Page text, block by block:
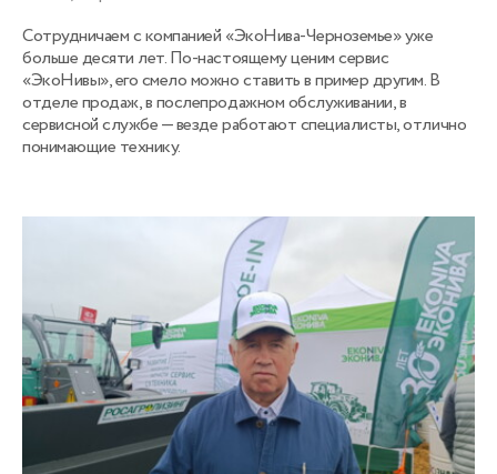
Сотрудничаем c компанией «ЭкоНива-Черноземье» уже
больше десяти лет. По-настоящему ценим сервис
«ЭкоНивы», его смело можно ставить в пример другим. В
отделе продаж, в послепродажном обслуживании, в
сервисной службе — везде работают специалисты, отлично
понимающие технику.